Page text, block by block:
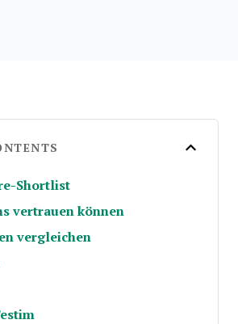
Shortlist
vertrauen können
vergleichen